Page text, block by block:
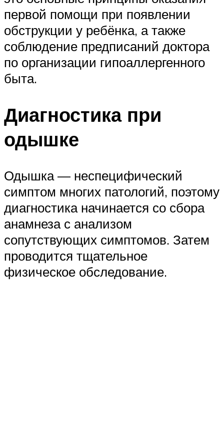
первой помощи при появлении
обструкции у ребёнка, а также
соблюдение предписаний доктора
по организации гипоаллергенного
быта.
Диагностика при
одышке
Одышка — неспецифический
симптом многих патологий, поэтому
диагностика начинается со сбора
анамнеза с анализом
сопутствующих симптомов. Затем
проводится тщательное
физическое обследование.